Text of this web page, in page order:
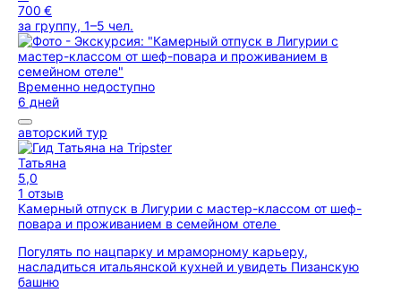
700 €
за группу, 1–5 чел.
Временно недоступно
6 дней
авторский тур
Татьяна
5,0
1 отзыв
Камерный отпуск в Лигурии с мастер-классом от шеф-
повара и проживанием в семейном отеле
Погулять по нацпарку и мраморному карьеру,
насладиться итальянской кухней и увидеть Пизанскую
башню